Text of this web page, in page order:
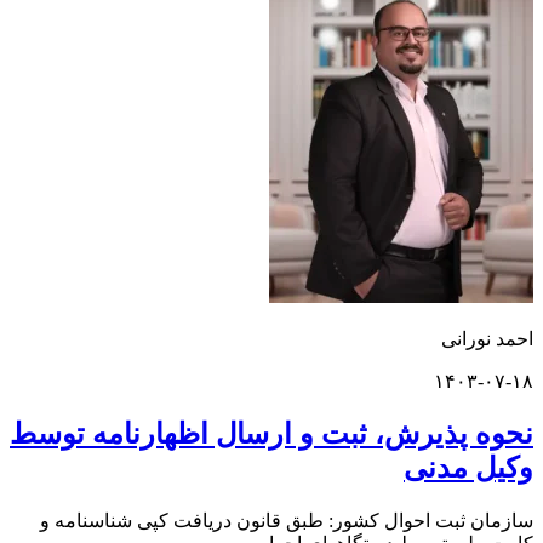
۱۸
پذیرش، ثبت و ارسال اظهارنامه توسط
مدنی
ثبت احوال کشور: طبق قانون دریافت کپی شناسنامه و